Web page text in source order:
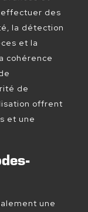
effectuer des
la détection
et la
cohérence
de
offrent
et une
une